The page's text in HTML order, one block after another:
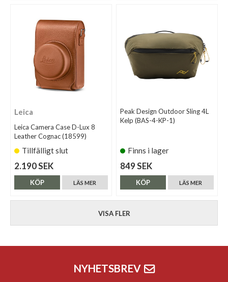
Leica
Leica Camera Case D-Lux 8
Leather Cognac (18599)
Tillfälligt slut
2.190 SEK
LÄS MER
KÖP
Peak Design Outdoor Sling 4L
Kelp (BAS-4-KP-1)
Finns i lager
849 SEK
LÄS MER
KÖP
VISA FLER
NYHETSBREV